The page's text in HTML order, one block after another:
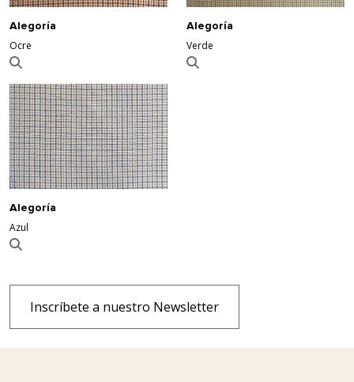
Alegoría
Ocre
Alegoría
Verde
Alegoría
Azul
Inscríbete a nuestro Newsletter